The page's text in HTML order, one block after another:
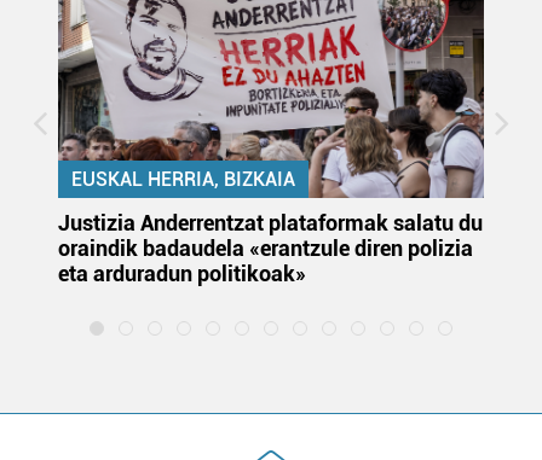
EUSKAL HERRIA, BIZKAIA
Justizia Anderrentzat plataformak salatu du
oraindik badaudela «erantzule diren polizia
eta arduradun politikoak»